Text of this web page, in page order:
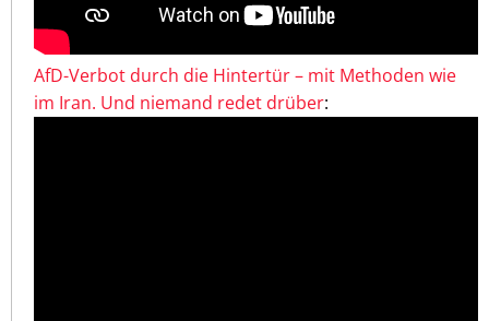
AfD-Verbot durch die Hintertür – mit Methoden wie
im Iran. Und niemand redet drüber: